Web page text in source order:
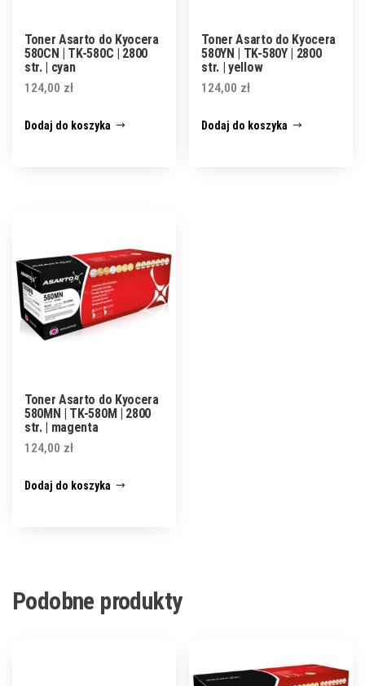
Toner Asarto do Kyocera
580CN | TK-580C | 2800
str. | cyan
124,00 zł
Dodaj do koszyka
Toner Asarto do Kyocera
580YN | TK-580Y | 2800
str. | yellow
124,00 zł
Dodaj do koszyka
Toner Asarto do Kyocera
580MN | TK-580M | 2800
str. | magenta
124,00 zł
Dodaj do koszyka
Podobne produkty